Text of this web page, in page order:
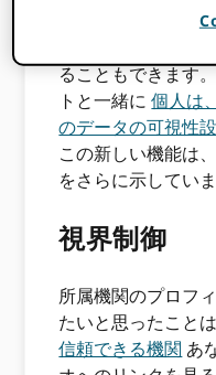
示されるアイテム
ることもできます
トと一緒に個人は
のデータの可視性
この新しい機能は
をさらに示していま
視界制御
所属機関のプロフ
たいと思ったこと
信頼できる機関 あ